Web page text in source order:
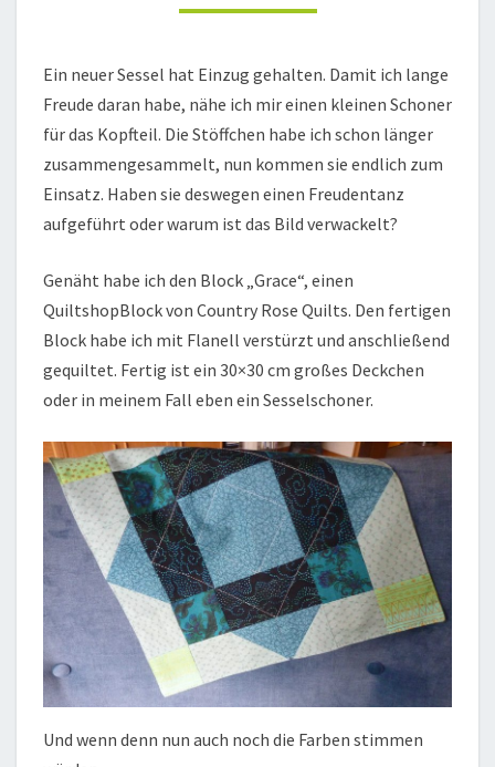
Ein neuer Sessel hat Einzug gehalten. Damit ich lange
Freude daran habe, nähe ich mir einen kleinen Schoner
für das Kopfteil. Die Stöffchen habe ich schon länger
zusammengesammelt, nun kommen sie endlich zum
Einsatz. Haben sie deswegen einen Freudentanz
aufgeführt oder warum ist das Bild verwackelt?
Genäht habe ich den Block „Grace“, einen
QuiltshopBlock von Country Rose Quilts. Den fertigen
Block habe ich mit Flanell verstürzt und anschließend
gequiltet. Fertig ist ein 30×30 cm großes Deckchen
oder in meinem Fall eben ein Sesselschoner.
Und wenn denn nun auch noch die Farben stimmen